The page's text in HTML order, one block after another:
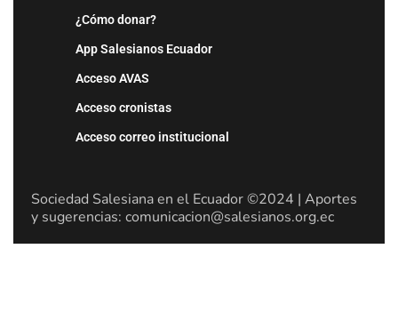
¿Cómo donar?
App Salesianos Ecuador
Acceso AVAS
Acceso cronistas
Acceso correo institucional
Sociedad Salesiana en el Ecuador ©2024 | Aportes
y sugerencias: comunicacion@salesianos.org.ec